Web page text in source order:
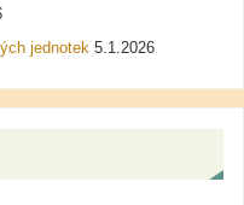
jednotek 5.1.2026